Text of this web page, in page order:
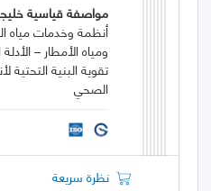
مواصفة قياسية
أنظمة وخدمات مياه
ومياه الأمطار –
تقوية البنية
الصحي
نظرة سريعة